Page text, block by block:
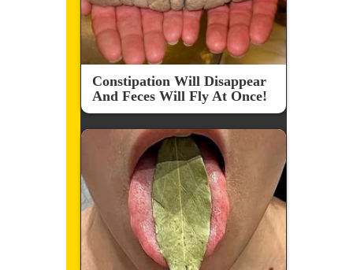
Constipation Will Disappear
And Feces Will Fly At Once!